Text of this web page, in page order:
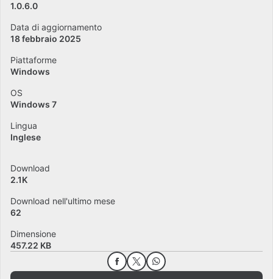
1.0.6.0
Data di aggiornamento
18 febbraio 2025
Piattaforme
Windows
OS
Windows 7
Lingua
Inglese
Download
2.1K
Download nell'ultimo mese
62
Dimensione
457.22 KB